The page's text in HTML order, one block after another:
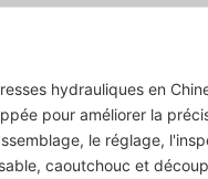
hydrauliques en
pour améliorer la
le réglage,
caoutchouc et